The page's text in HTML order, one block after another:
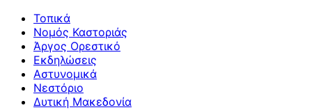
Τοπικά
Νομός Καστοριάς
Άργος Ορεστικό
Εκδηλώσεις
Αστυνομικά
Νεστόριο
Δυτική Μακεδονία